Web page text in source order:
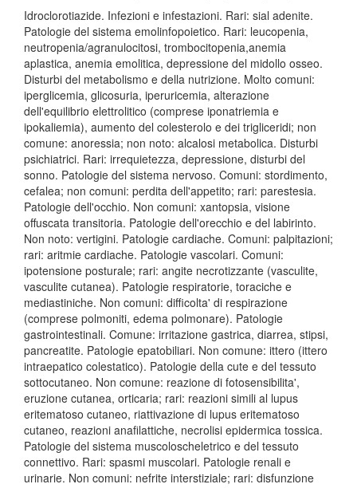
Idroclorotiazide. Infezioni e infestazioni. Rari: sial adenite.
Patologie del sistema emolinfopoietico. Rari: leucopenia,
neutropenia/agranulocitosi, trombocitopenia,anemia
aplastica, anemia emolitica, depressione del midollo osseo.
Disturbi del metabolismo e della nutrizione. Molto comuni:
iperglicemia, glicosuria, iperuricemia, alterazione
dell'equilibrio elettrolitico (comprese iponatriemia e
ipokaliemia), aumento del colesterolo e dei trigliceridi; non
comune: anoressia; non noto: alcalosi metabolica. Disturbi
psichiatrici. Rari: irrequietezza, depressione, disturbi del
sonno. Patologie del sistema nervoso. Comuni: stordimento,
cefalea; non comuni: perdita dell'appetito; rari: parestesia.
Patologie dell'occhio. Non comuni: xantopsia, visione
offuscata transitoria. Patologie dell'orecchio e del labirinto.
Non noto: vertigini. Patologie cardiache. Comuni: palpitazioni;
rari: aritmie cardiache. Patologie vascolari. Comuni:
ipotensione posturale; rari: angite necrotizzante (vasculite,
vasculite cutanea). Patologie respiratorie, toraciche e
mediastiniche. Non comuni: difficolta' di respirazione
(comprese polmoniti, edema polmonare). Patologie
gastrointestinali. Comune: irritazione gastrica, diarrea, stipsi,
pancreatite. Patologie epatobiliari. Non comune: ittero (ittero
intraepatico colestatico). Patologie della cute e del tessuto
sottocutaneo. Non comune: reazione di fotosensibilita',
eruzione cutanea, orticaria; rari: reazioni simili al lupus
eritematoso cutaneo, riattivazione di lupus eritematoso
cutaneo, reazioni anafilattiche, necrolisi epidermica tossica.
Patologie del sistema muscoloscheletrico e del tessuto
connettivo. Rari: spasmi muscolari. Patologie renali e
urinarie. Non comuni: nefrite interstiziale; rari: disfunzione